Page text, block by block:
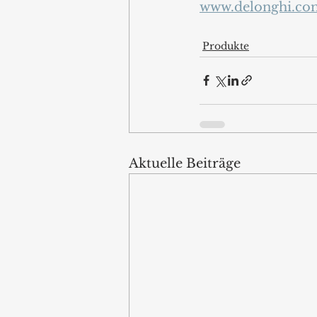
Produkte
Aktuelle Beiträge